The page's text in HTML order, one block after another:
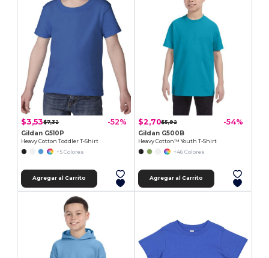
$3,53$7,32 -52%
Gildan G510P
Heavy Cotton Toddler T-Shirt
+5 Colores
Agregar al Carrito
$2,70$5,92 -54%
Gildan G500B
Heavy Cotton™ Youth T-Shirt
+46 Colores
Agregar al Carrito